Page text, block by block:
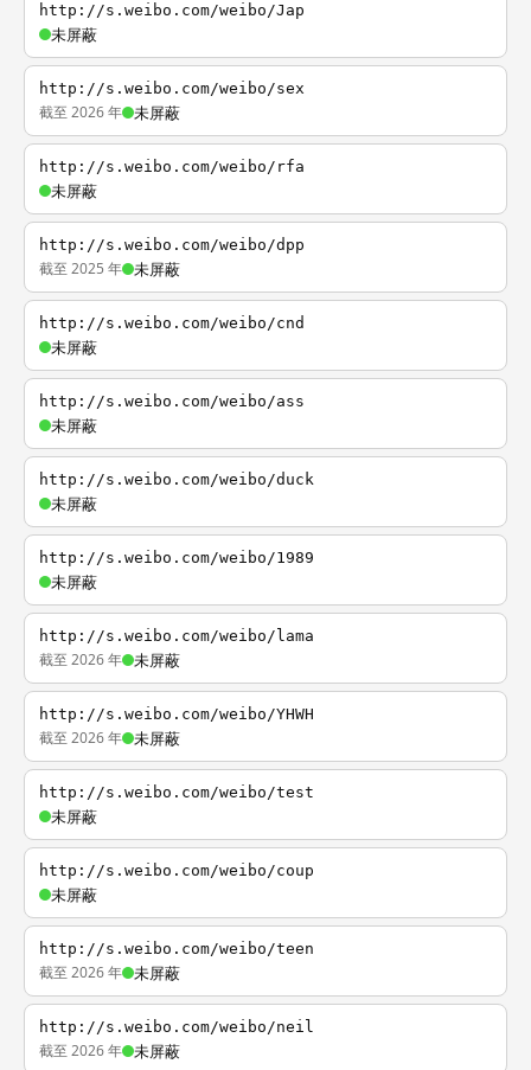
http://s.weibo.com/weibo/Jap
未屏蔽
http://s.weibo.com/weibo/sex
截至 2026 年 未屏蔽
http://s.weibo.com/weibo/rfa
未屏蔽
http://s.weibo.com/weibo/dpp
截至 2025 年 未屏蔽
http://s.weibo.com/weibo/cnd
未屏蔽
http://s.weibo.com/weibo/ass
未屏蔽
http://s.weibo.com/weibo/duck
未屏蔽
http://s.weibo.com/weibo/1989
未屏蔽
http://s.weibo.com/weibo/lama
截至 2026 年 未屏蔽
http://s.weibo.com/weibo/YHWH
截至 2026 年 未屏蔽
http://s.weibo.com/weibo/test
未屏蔽
http://s.weibo.com/weibo/coup
未屏蔽
http://s.weibo.com/weibo/teen
截至 2026 年 未屏蔽
http://s.weibo.com/weibo/neil
截至 2026 年 未屏蔽